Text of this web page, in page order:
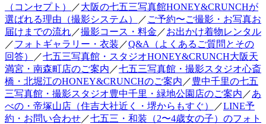
（コンセプト） ／大阪の七五三写真館HONEY&CRUNCHが
選ばれる理由（撮影システム）
／ ご予約〜ご撮影・お写真お
届けまでの流れ／撮影コース・料金 ／お出かけ着物レンタル
／フォトギャラリー・衣装 ／Q&A（よくあるご質問とその
回答）
／七五三写真館・スタジオHONEY&CRUNCH大阪天
満宮・南森町店のご案内 ／七五三写真館・撮影スタジオ心斎
橋・北堀江のHONEY&CRUNCHのご案内 ／豊中千里の七五
三写真館・撮影スタジオ豊中千里・緑地公園店のご案内 ／あ
べの・帝塚山店（住吉大社近く・堺からもすぐ）
／LINE予
約・お問い合わせ／七五三・和装（2〜4歳女の子）のフォト